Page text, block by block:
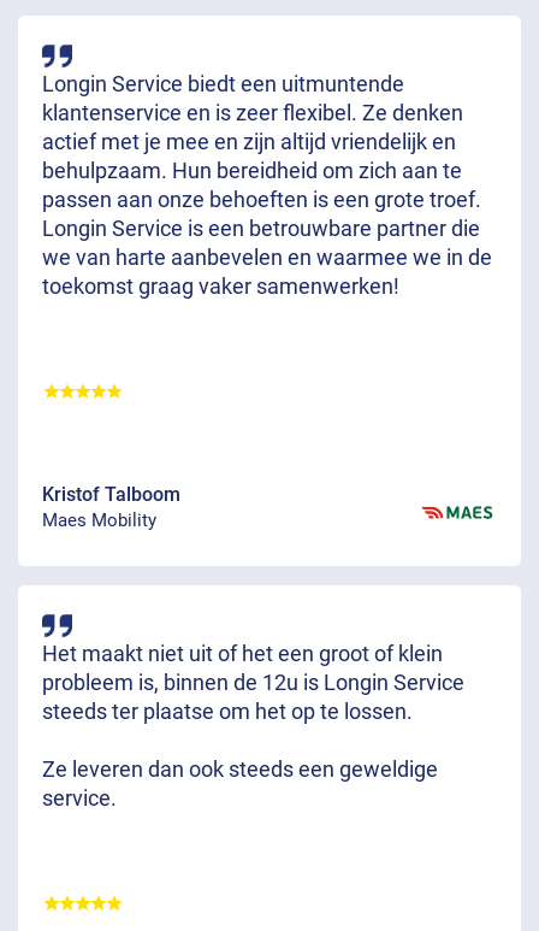
Longin Service biedt een uitmuntende
klantenservice en is zeer flexibel. Ze denken
actief met je mee en zijn altijd vriendelijk en
behulpzaam. Hun bereidheid om zich aan te
passen aan onze behoeften is een grote troef.
Longin Service is een betrouwbare partner die
we van harte aanbevelen en waarmee we in de
toekomst graag vaker samenwerken!
Kristof Talboom
Maes Mobility
Het maakt niet uit of het een groot of klein
probleem is, binnen de 12u is Longin Service
steeds ter plaatse om het op te lossen.
Ze leveren dan ook steeds een geweldige
service.